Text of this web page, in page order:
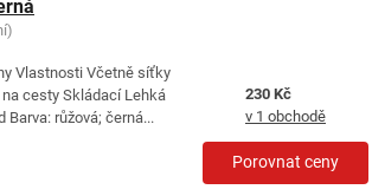
Vlastnosti Včetně síťky
cesty Skládací Lehká
Barva: růžová; černá...
230 Kč
v 1 obchodě
Porovnat ceny